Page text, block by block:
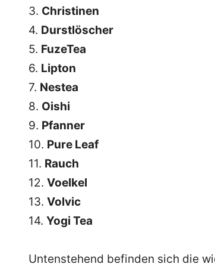
3. Christinen
4. Durstlöscher
5. FuzeTea
6. Lipton
7. Nestea
8. Oishi
9. Pfanner
10. Pure Leaf
11. Rauch
12. Voelkel
13. Volvic
14. Yogi Tea
Untenstehend befinden sich die